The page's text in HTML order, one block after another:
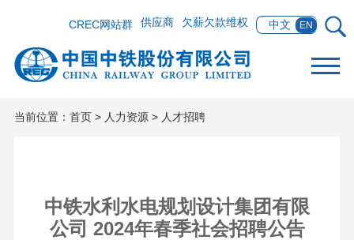
中文 EN
欠薪欠款维权
供应商
CREC网站群
当前位置： 首页> 人力资源> 人才招聘
中铁水利水电规划设计集团有限
公司 2024年春季社会招聘公告